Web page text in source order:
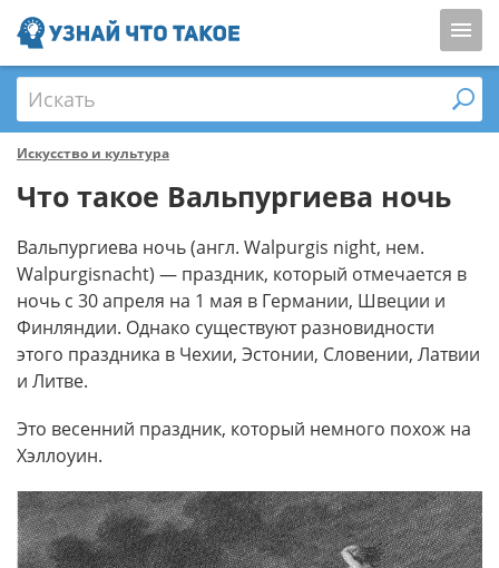
Искать
Искусство и культура
Что такое Вальпургиева ночь
Вальпургиева ночь (англ. Walpurgis night, нем.
Walpurgisnacht) — праздник, который отмечается в
ночь с 30 апреля на 1 мая в Германии, Швеции и
Финляндии. Однако существуют разновидности
этого праздника в Чехии, Эстонии, Словении, Латвии
и Литве.
Это весенний праздник, который немного похож на
Хэллоуин.